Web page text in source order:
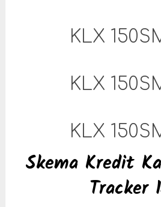
KLX
KLX
KLX
Skema Kredit
Tracker